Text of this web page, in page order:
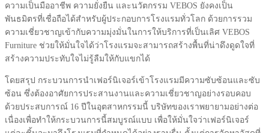
ความเป็นมืออาชีพ ความยั่งยืน และนวัตกรรม VEBOS ยังคงเป็น
พันธมิตรที่เชื่อถือได้สำหรับผู้ประกอบการโรงแรมทั่วโลก ด้วยการรวม
ความเชี่ยวชาญเข้ากับความมุ่งมั่นในการให้บริการที่เป็นเลิศ VEBOS
Furniture ช่วยให้มั่นใจได้ว่าโรงแรมจะสามารถสร้างพื้นที่น่าดึงดูดใจที่
สร้างความประทับใจไม่รู้ลืมให้กับแขกได้
โดยสรุป กระบวนการนำเฟอร์นิเจอร์เข้าโรงแรมมีความซับซ้อนและซับ
ซ้อน ซึ่งต้องอาศัยการประสานงานและความเชี่ยวชาญอย่างรอบคอบ
ด้วยประสบการณ์ 16 ปีในอุตสาหกรรมนี้ บริษัทของเราพยายามอย่างต่อ
เนื่องเพื่อทำให้กระบวนการนี้สมบูรณ์แบบ เพื่อให้มั่นใจว่าเฟอร์นิเจอร์